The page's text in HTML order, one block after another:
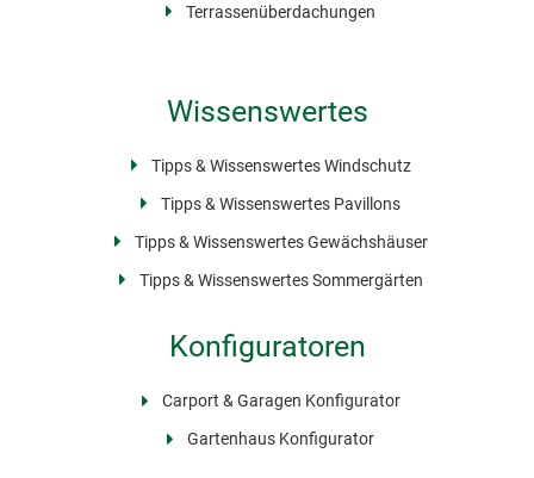
Terrassenüberdachungen
Wissenswertes
Tipps & Wissenswertes Windschutz
Tipps & Wissenswertes Pavillons
Tipps & Wissenswertes Gewächshäuser
Tipps & Wissenswertes Sommergärten
Konfiguratoren
Carport & Garagen Konfigurator
Gartenhaus Konfigurator